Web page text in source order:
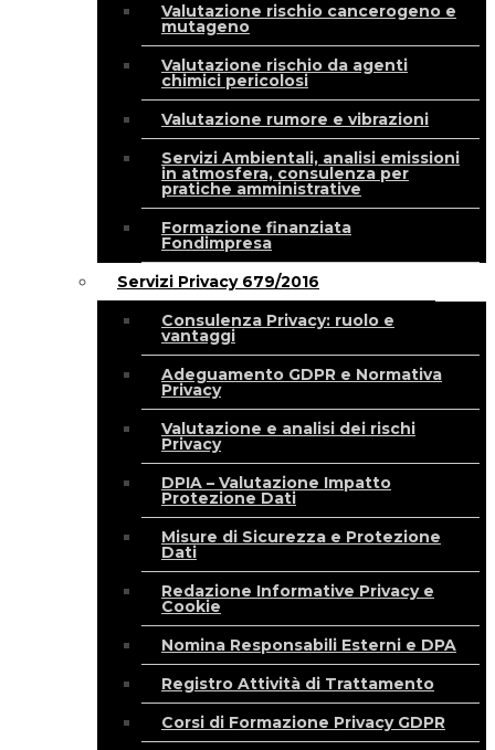
Valutazione rischio cancerogeno e
mutageno
Valutazione rischio da agenti
chimici pericolosi
Valutazione rumore e vibrazioni
Servizi Ambientali, analisi emissioni
in atmosfera, consulenza per
pratiche amministrative
Formazione finanziata
Fondimpresa
Servizi Privacy 679/2016
Consulenza Privacy: ruolo e
vantaggi
Adeguamento GDPR e Normativa
Privacy
Valutazione e analisi dei rischi
Privacy
DPIA – Valutazione Impatto
Protezione Dati
Misure di Sicurezza e Protezione
Dati
Redazione Informative Privacy e
Cookie
Nomina Responsabili Esterni e DPA
Registro Attività di Trattamento
Corsi di Formazione Privacy GDPR